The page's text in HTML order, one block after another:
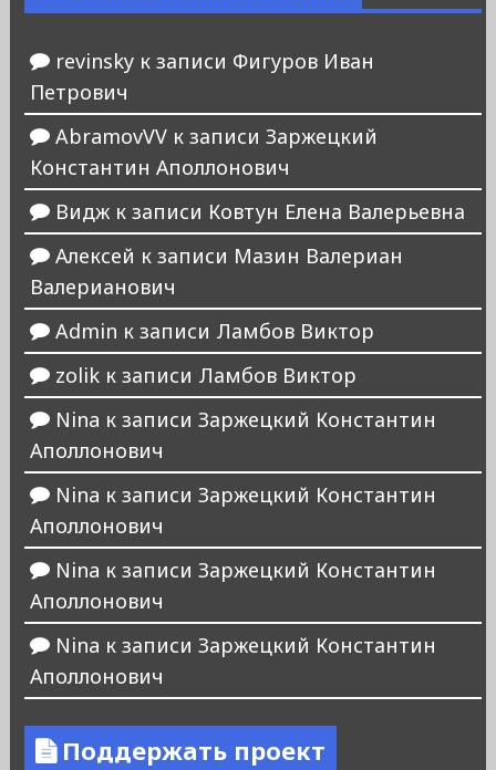
revinskyк записи Фигуров Иван
Петрович
AbramovVVк записи Заржецкий
Константин Аполлонович
Виджк записи Ковтун Елена Валерьевна
Алексей к записи Мазин Валериан
Валерианович
Admin к записи Ламбов Виктор
zolikк записи Ламбов Виктор
Nina к записи Заржецкий Константин
Аполлонович
Nina к записи Заржецкий Константин
Аполлонович
Nina к записи Заржецкий Константин
Аполлонович
Nina к записи Заржецкий Константин
Аполлонович
Поддержать проект